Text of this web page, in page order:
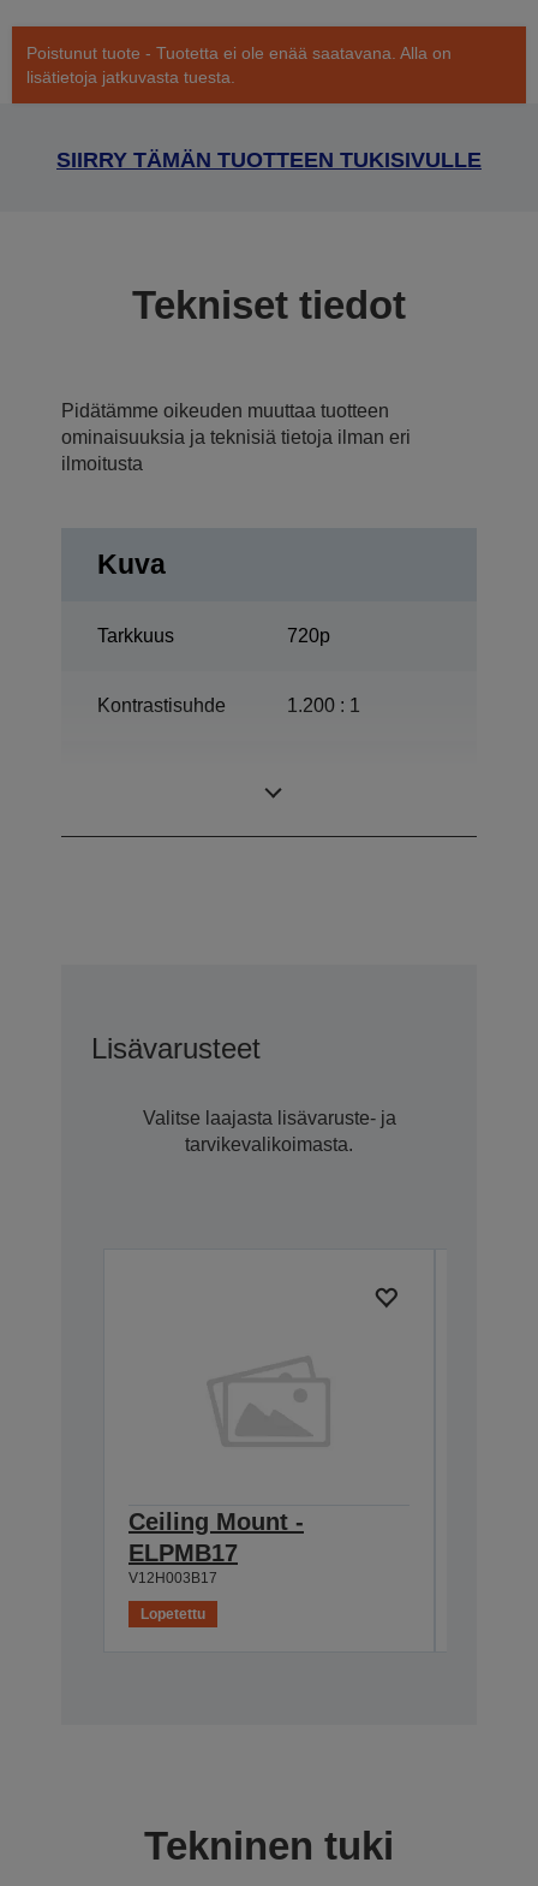
Poistunut tuote - Tuotetta ei ole enää saatavana. Alla on
lisätietoja jatkuvasta tuesta.
SIIRRY TÄMÄN TUOTTEEN TUKISIVULLE
Tekniset tiedot
Pidätämme oikeuden muuttaa tuotteen
ominaisuuksia ja teknisiä tietoja ilman eri
ilmoitusta
Kuva
Tarkkuus 720p
Kontrastisuhde 1.200 : 1
Lisävarusteet
Valitse laajasta lisävaruste- ja
tarvikevalikoimasta.
Ceiling Mount -
ELPMB17
V12H003B17
Lopetettu
Tekninen tuki